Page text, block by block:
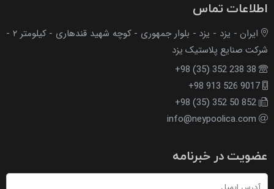
اطلاعات تماس
ایران - یزد - یزد - بلوار جمهوری - کوچه شهید قندهاری - کیلومتر ۲ -
شرکت صنایع پلاستیک یزد
+98 (35) 352 238 38
+98 913 526 9017
+98 (35) 352 50 852
info@neypoolica.com
عضویت در خبرنامه